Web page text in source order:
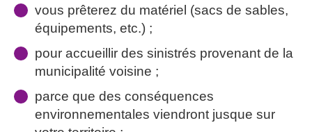
vous prêterez du matériel (sacs de sables,
équipements, etc.) ;
pour accueillir des sinistrés provenant de la
municipalité voisine ;
parce que des conséquences
environnementales viendront jusque sur